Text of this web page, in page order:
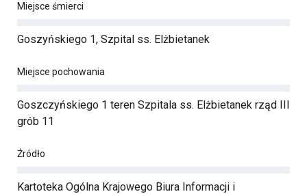
Miejsce śmierci
Goszyńskiego 1, Szpital ss. Elżbietanek
Miejsce pochowania
Goszczyńskiego 1 teren Szpitala ss. Elżbietanek rząd III
grób 11
Źródło
Kartoteka Ogólna Krajowego Biura Informacji i